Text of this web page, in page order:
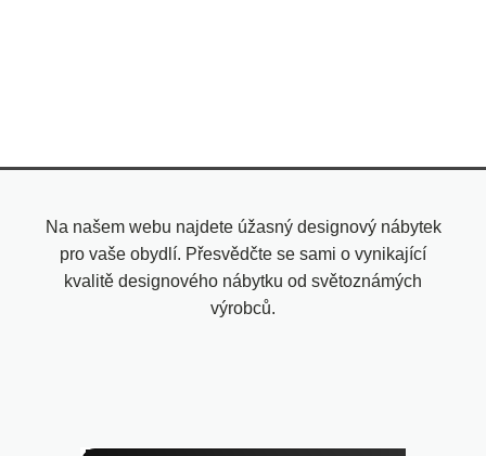
Na našem webu najdete úžasný designový nábytek
pro vaše obydlí. Přesvědčte se sami o vynikající
kvalitě designového nábytku od světoznámých
výrobců.